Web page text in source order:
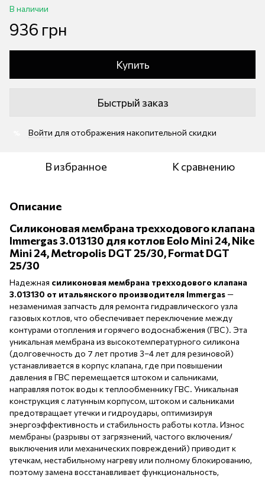
В наличии
936 грн
Купить
Быстрый заказ
Войти для отображения накопительной скидки
В избранное К сравнению
Описание
Силиконовая мембрана трехходового клапана
Immergas 3.013130 для котлов Eolo Mini 24, Nike
Mini 24, Metropolis DGT 25/30, Format DGT
25/30
Надежная силиконовая мембрана трехходового клапана
3.013130 от итальянского производителя Immergas—
незаменимая запчасть для ремонта гидравлического узла
газовых котлов, что обеспечивает переключение между
контурами отопления и горячего водоснабжения (ГВС). Эта
уникальная мембрана из высокотемпературного силикона
(долговечность до 7 лет против 3–4 лет для резиновой)
устанавливается в корпус клапана, где при повышении
давления в ГВС перемещается штоком и сальниками,
направляя поток воды к теплообменнику ГВС. Уникальная
конструкция с латунным корпусом, штоком и сальниками
предотвращает утечки и гидроудары, оптимизируя
энергоэффективность и стабильность работы котла. Износ
мембраны (разрывы от загрязнений, частого включения/
выключения или механических повреждений) приводит к
утечкам, нестабильному нагреву или полному блокированию,
поэтому замена восстанавливает функциональность,